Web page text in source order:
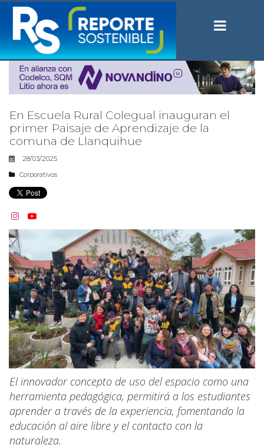
En Escuela Rural Colegual inauguran el
primer Paisaje de Aprendizaje de la
comuna de Llanquihue
28/03/2025
Corporativos
 
El innovador concepto de uso del espacio como una
herramienta pedagógica, permitirá a los estudiantes
aprender a través de la experiencia, fomentando la
educación al aire libre y el contacto con la
naturaleza.